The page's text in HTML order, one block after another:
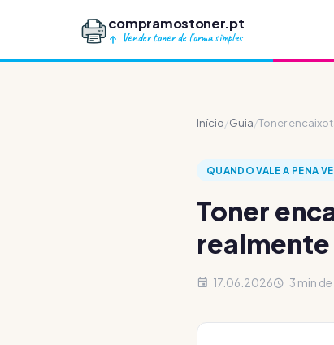
compramostoner.pt
Vender toner de forma simples
Início/Guia/Toner
QUANDO VALE A PENA
Toner
17.06.2026 3 min